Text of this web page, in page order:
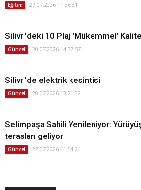
Eğitim 27.07.2026 11:36:31
Silivri'deki 10 Plaj 'Mükemmel' Kalite
Güncel 20.07.2026 14:37:57
Silivri'de elektrik kesintisi
Güncel 20.07.2026 13:21:32
Selimpaşa Sahili Yenileniyor:
terasları geliyor
Güncel 27.07.2026 11:54:24